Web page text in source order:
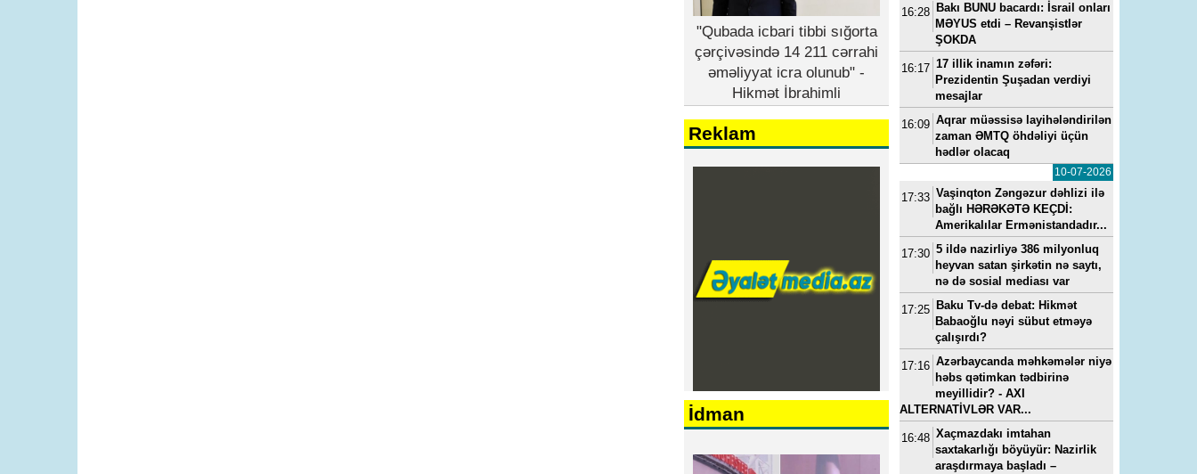
"Qubada icbari tibbi sığorta
çərçivəsində 14 211 cərrahi
əməliyyat icra olunub" -
Hikmət İbrahimli
Reklam
İdman
16:28 Bakı BUNU bacardı: İsrail onları
MƏYUS etdi – Revanşistlər
ŞOKDA
16:17 17 illik inamın zəfəri:
Prezidentin Şuşadan verdiyi
mesajlar
16:09 Aqrar müəssisə layihələndirilən
zaman ƏMTQ öhdəliyi üçün
hədlər olacaq
10-07-2026
17:33 Vaşinqton Zəngəzur dəhlizi ilə
bağlı HƏRƏKƏTƏ KEÇDİ:
Amerikalılar Ermənistandadır...
17:30 5 ildə nazirliyə 386 milyonluq
heyvan satan şirkətin nə saytı,
nə də sosial mediası var
17:25 Baku Tv-də debat: Hikmət
Babaoğlu nəyi sübut etməyə
çalışırdı?
17:16 Azərbaycanda məhkəmələr niyə
həbs qətimkan tədbirinə
meyillidir? - AXI
ALTERNATİVLƏR VAR...
16:48 Xaçmazdakı imtahan
saxtakarlığı böyüyür: Nazirlik
araşdırmaya başladı –